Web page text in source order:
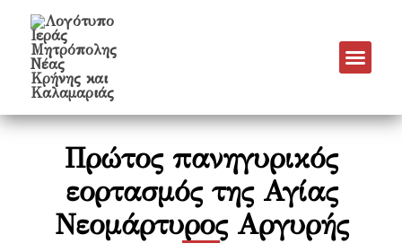
Πρώτος πανηγυρικός
εορτασμός της Αγίας
Νεομάρτυρος Αργυρής